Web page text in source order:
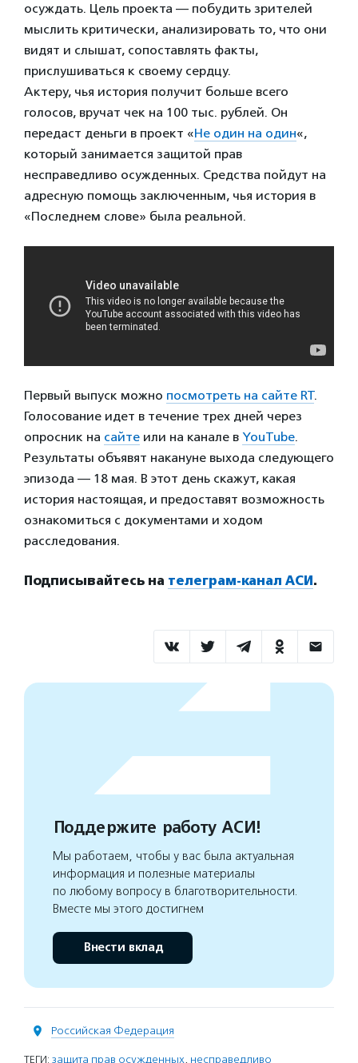
осуждать. Цель проекта — побудить зрителей
мыслить критически, анализировать то, что они
видят и слышат, сопоставлять факты,
прислушиваться к своему сердцу.
Актеру, чья история получит больше всего
голосов, вручат чек на 100 тыс. рублей. Он
передаст деньги в проект «Не один на один«,
который занимается защитой прав
несправедливо осужденных. Средства пойдут на
адресную помощь заключенным, чья история в
«Последнем слове» была реальной.
Первый выпуск можно посмотреть на сайте RT.
Голосование идет в течение трех дней через
опросник на сайте или на канале в YouTube.
Результаты объявят накануне выхода следующего
эпизода — 18 мая. В этот день скажут, какая
история настоящая, и предоставят возможность
ознакомиться с документами и ходом
расследования.
Подписывайтесь на телеграм-канал АСИ .
Поддержите работу АСИ!
Мы работаем, чтобы у вас была актуальная
информация и полезные материалы
по любому вопросу в благотворительности.
Вместе мы этого достигнем
Внести вклад
Российская Федерация
ТЕГИ: защита прав осужденных, несправедливо